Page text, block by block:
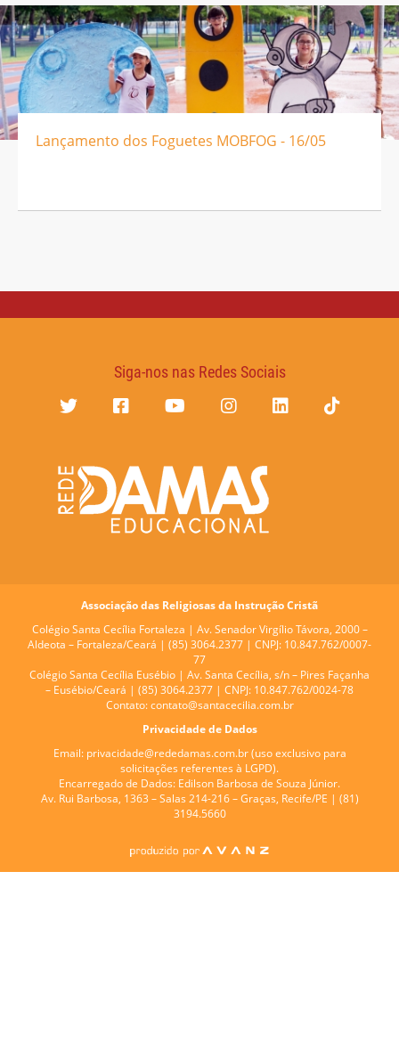
Lançamento dos Foguetes MOBFOG - 16/05
Siga-nos nas Redes Sociais
Associação das Religiosas da Instrução Cristã
Colégio Santa Cecília Fortaleza | Av. Senador Virgílio Távora, 2000 –
Aldeota – Fortaleza/Ceará | (85) 3064.2377 | CNPJ: 10.847.762/0007-
77
Colégio Santa Cecília Eusébio | Av. Santa Cecília, s/n – Pires Façanha
– Eusébio/Ceará | (85) 3064.2377 | CNPJ: 10.847.762/0024-78
Contato: contato@santacecilia.com.br
Privacidade de Dados
Email: privacidade@rededamas.com.br(uso exclusivo para
solicitações referentes à LGPD).
Encarregado de Dados: Edilson Barbosa de Souza Júnior.
Av. Rui Barbosa, 1363 – Salas 214-216 – Graças, Recife/PE | (81)
3194.5660